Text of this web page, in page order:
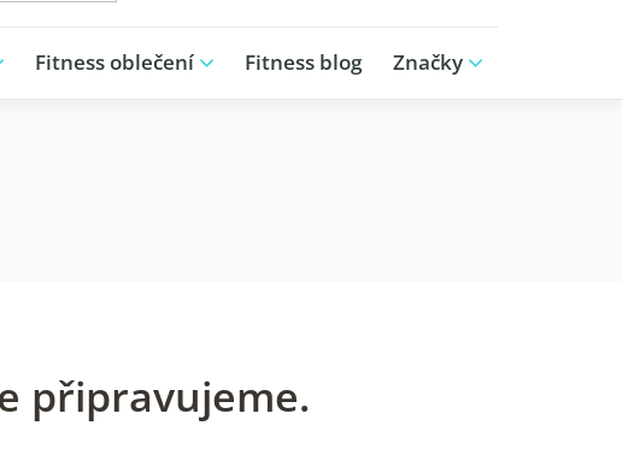
Fitness oblečení Fitness blog Značky
připravujeme.